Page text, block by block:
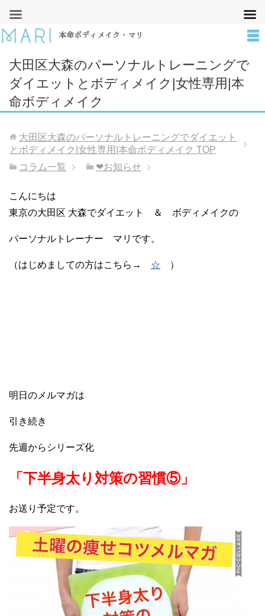
本命ボディメイク・マリ
大田区大森のパーソナルトレーニングで
ダイエットとボディメイク|女性専用|本
命ボディメイク
大田区大森のパーソナルトレーニングでダイエット
とボディメイク|女性専用|本命ボディメイク TOP
コラム一覧
❤︎お知らせ
こんにちは
東京の大田区 大森でダイエット ＆ ボディメイクの
パーソナルトレーナー マリです。
（はじめましての方はこちら→ ☆ ）
明日のメルマガは
引き続き
先週からシリーズ化
「下半身太り対策の習慣⑤」
お送り予定です。